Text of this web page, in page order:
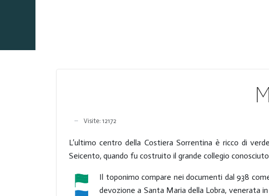
Visite: 12172
L’ultimo centro della Costiera Sorrentina è ricco di
Seicento, quando fu costruito il grande collegio
Il toponimo compare nei documenti dal 938
devozione a Santa Maria della Lobra, venerata